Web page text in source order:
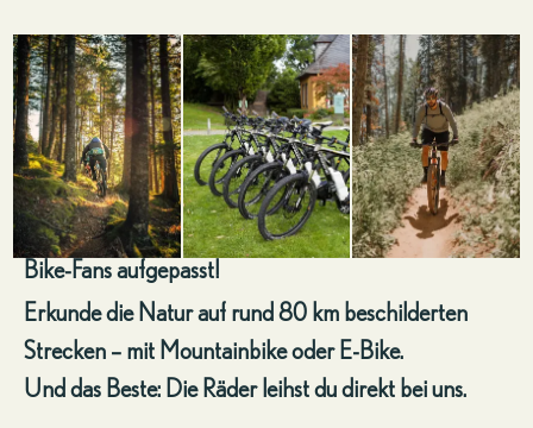
Bike-Fans aufgepasst!
Erkunde die Natur auf rund 80 km beschilderten
Strecken – mit Mountainbike oder E-Bike.
Und das Beste: Die Räder leihst du direkt bei uns.